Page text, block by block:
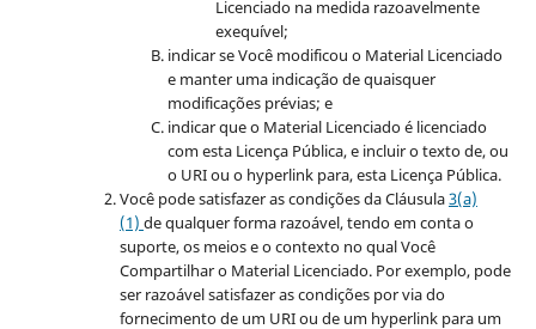
Licenciado na medida razoavelmente
exequível;
indicar se Você modificou o Material Licenciado
e manter uma indicação de quaisquer
modificações prévias; e
indicar que o Material Licenciado é licenciado
com esta Licença Pública, e incluir o texto de, ou
o URI ou o hyperlink para, esta Licença Pública.
Você pode satisfazer as condições da Cláusula3(a)
(1) de qualquer forma razoável, tendo em conta o
suporte, os meios e o contexto no qual Você
Compartilhar o Material Licenciado. Por exemplo, pode
ser razoável satisfazer as condições por via do
fornecimento de um URI ou de um hyperlink para um